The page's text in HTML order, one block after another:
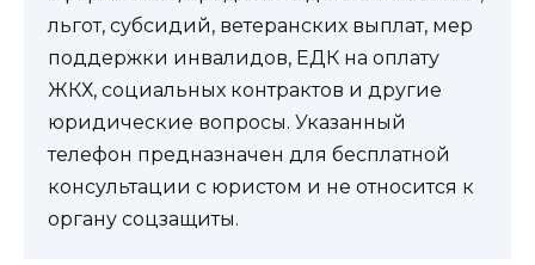
льгот, субсидий, ветеранских выплат, мер
поддержки инвалидов, ЕДК на оплату
ЖКХ, социальных контрактов и другие
юридические вопросы. Указанный
телефон предназначен для бесплатной
консультации с юристом и не относится к
органу соцзащиты.